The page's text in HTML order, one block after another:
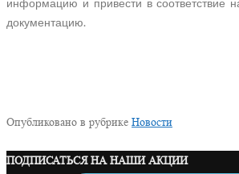
документацию.
Опубликовано в рубрике Новости
ПОДПИСАТЬСЯ НА НАШИ АКЦИИ